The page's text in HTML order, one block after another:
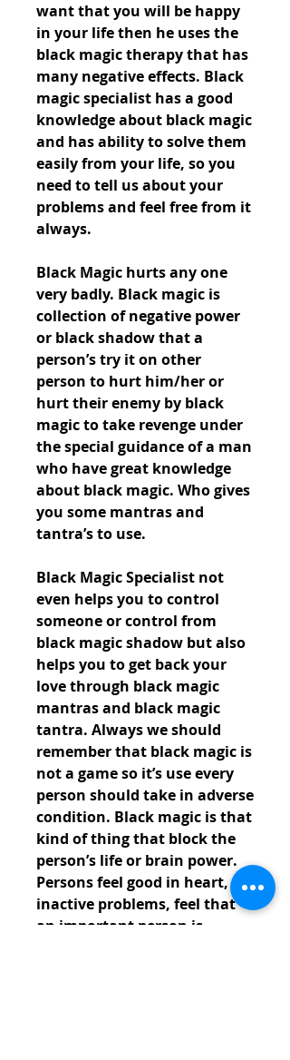
want that you will be happy
in your life then he uses the
black magic therapy that has
many negative effects. Black
magic specialist has a good
knowledge about black magic
and has ability to solve them
easily from your life, so you
need to tell us about your
problems and feel free from it
always.
Black Magic hurts any one
very badly. Black magic is
collection of negative power
or black shadow that a
person’s try it on other
person to hurt him/her or
hurt their enemy by black
magic to take revenge under
the special guidance of a man
who have great knowledge
about black magic. Who gives
you some mantras and
tantra’s to use.
Black Magic Specialist not
even helps you to control
someone or control from
black magic shadow but also
helps you to get back your
love through black magic
mantras and black magic
tantra. Always we should
remember that black magic is
not a game so it’s use every
person should take in adverse
condition. Black magic is that
kind of thing that block the
person’s life or brain power.
Persons feel good in heart,
inactive problems, feel that
an important person is